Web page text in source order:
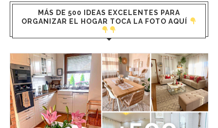
MÁS DE 500 IDEAS EXCELENTES PARA
ORGANIZAR EL HOGAR TOCA LA FOTO AQUÍ